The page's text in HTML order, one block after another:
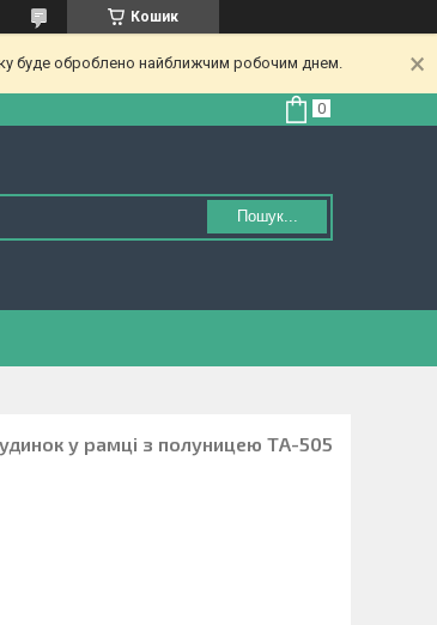
Кошик
буде оброблено найближчим робочим днем.
Пошук...
у рамці з полуницею ТА-505